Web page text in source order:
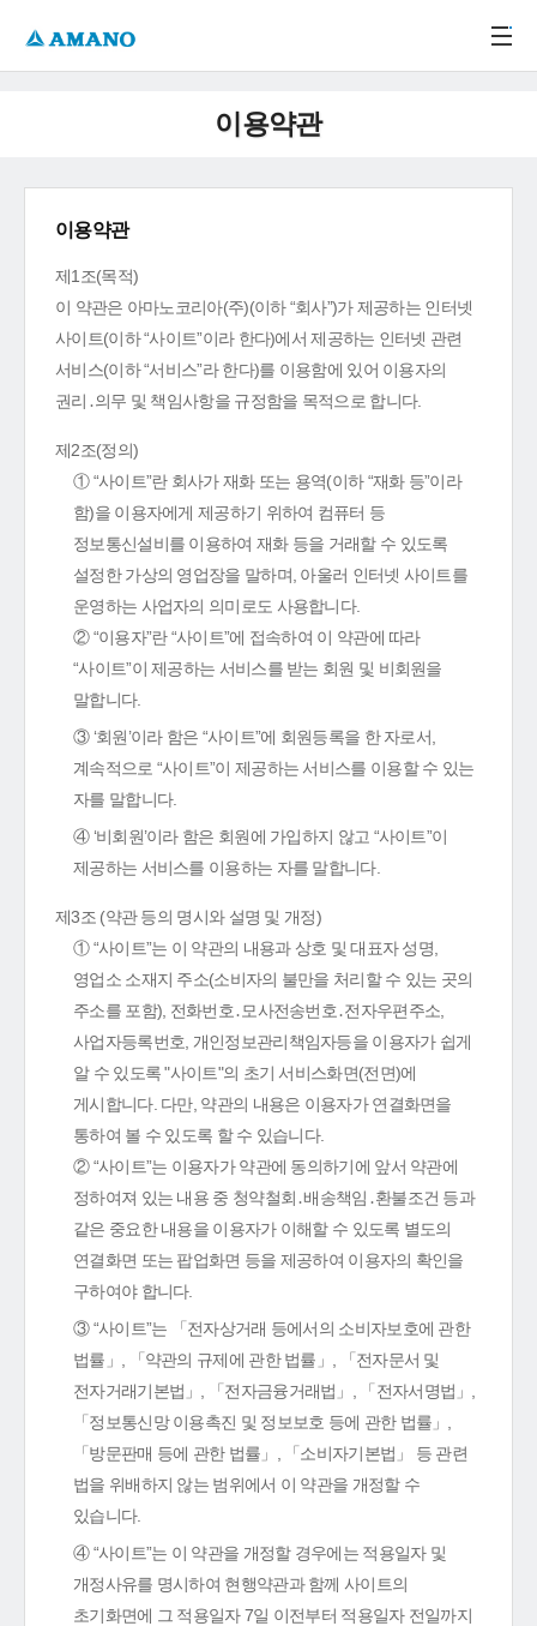
이용약관
이용약관
제1조(목적)
이 약관은 아마노코리아(주)(이하 “회사”)가 제공하는 인터넷
사이트(이하 “사이트”이라 한다)에서 제공하는 인터넷 관련
서비스(이하 “서비스”라 한다)를 이용함에 있어 이용자의
권리․의무 및 책임사항을 규정함을 목적으로 합니다.
제2조(정의)
① “사이트”란 회사가 재화 또는 용역(이하 “재화 등”이라
함)을 이용자에게 제공하기 위하여 컴퓨터 등
정보통신설비를 이용하여 재화 등을 거래할 수 있도록
설정한 가상의 영업장을 말하며, 아울러 인터넷 사이트를
운영하는 사업자의 의미로도 사용합니다.
② “이용자”란 “사이트”에 접속하여 이 약관에 따라
“사이트”이 제공하는 서비스를 받는 회원 및 비회원을
말합니다.
③ ‘회원’이라 함은 “사이트”에 회원등록을 한 자로서,
계속적으로 “사이트”이 제공하는 서비스를 이용할 수 있는
자를 말합니다.
④ ‘비회원’이라 함은 회원에 가입하지 않고 “사이트”이
제공하는 서비스를 이용하는 자를 말합니다.
제3조 (약관 등의 명시와 설명 및 개정)
① “사이트”는 이 약관의 내용과 상호 및 대표자 성명,
영업소 소재지 주소(소비자의 불만을 처리할 수 있는 곳의
주소를 포함), 전화번호․모사전송번호․전자우편주소,
사업자등록번호, 개인정보관리책임자등을 이용자가 쉽게
알 수 있도록 "사이트"의 초기 서비스화면(전면)에
게시합니다. 다만, 약관의 내용은 이용자가 연결화면을
통하여 볼 수 있도록 할 수 있습니다.
② “사이트”는 이용자가 약관에 동의하기에 앞서 약관에
정하여져 있는 내용 중 청약철회․배송책임․환불조건 등과
같은 중요한 내용을 이용자가 이해할 수 있도록 별도의
연결화면 또는 팝업화면 등을 제공하여 이용자의 확인을
구하여야 합니다.
③ “사이트”는 「전자상거래 등에서의 소비자보호에 관한
법률」, 「약관의 규제에 관한 법률」, 「전자문서 및
전자거래기본법」, 「전자금융거래법」, 「전자서명법」,
「정보통신망 이용촉진 및 정보보호 등에 관한 법률」,
「방문판매 등에 관한 법률」, 「소비자기본법」 등 관련
법을 위배하지 않는 범위에서 이 약관을 개정할 수
있습니다.
④ “사이트”는 이 약관을 개정할 경우에는 적용일자 및
개정사유를 명시하여 현행약관과 함께 사이트의
초기화면에 그 적용일자 7일 이전부터 적용일자 전일까지